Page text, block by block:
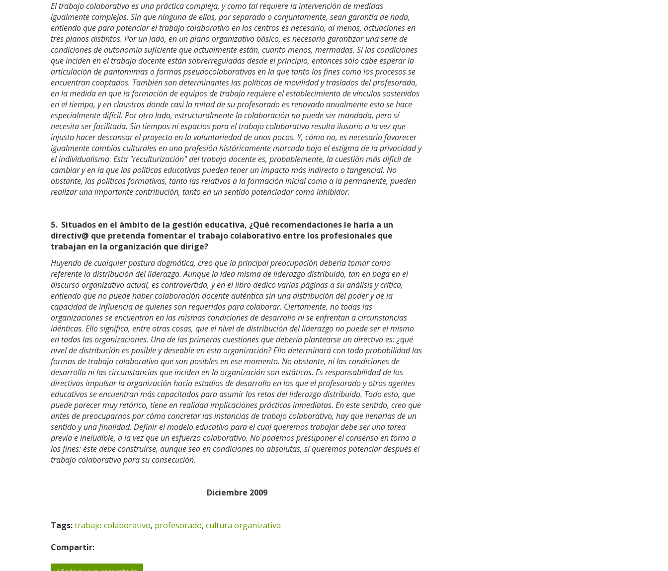
El trabajo colaborativo es una práctica compleja, y como tal requiere la intervención de medidas
igualmente complejas. Sin que ninguna de ellas, por separado o conjuntamente, sean garantía de nada,
entiendo que para potenciar el trabajo colaborativo en los centros es necesario, al menos, actuaciones en
tres planos distintos. Por un lado, en un plano organizativo básico, es necesario garantizar una serie de
condiciones de autonomía suficiente que actualmente están, cuanto menos, mermadas. Si las condiciones
que inciden en el trabajo docente están sobrerreguladas desde el principio, entonces sólo cabe esperar la
articulación de pantomimas o formas pseudocolaborativas en la que tanto los fines como los procesos se
encuentran cooptados. También son determinantes las políticas de movilidad y traslados del profesorado,
en la medida en que la formación de equipos de trabajo requiere el establecimiento de vínculos sostenidos
en el tiempo, y en claustros donde casi la mitad de su profesorado es renovado anualmente esto se hace
especialmente difícil. Por otro lado, estructuralmente la colaboración no puede ser mandada, pero sí
necesita ser facilitada. Sin tiempos ni espacios para el trabajo colaborativo resulta ilusorio a la vez que
injusto hacer descansar el proyecto en la voluntariedad de unos pocos. Y, cómo no, es necesario favorecer
igualmente cambios culturales en una profesión históricamente marcada bajo el estigma de la privacidad y
el individualismo. Esta "reculturización" del trabajo docente es, probablemente, la cuestión más difícil de
cambiar y en la que las políticas educativas pueden tener un impacto más indirecto o tangencial. No
obstante, las políticas formativas, tanto las relativas a la formación inicial como a la permanente, pueden
realizar una importante contribución, tanto en un sentido potenciador como inhibidor.
5. Situados en el ámbito de la gestión educativa, ¿Qué recomendaciones le haría a un
directiv@ que pretenda fomentar el trabajo colaborativo entre los profesionales que
trabajan en la organización que dirige?
Huyendo de cualquier postura dogmática, creo que la principal preocupación debería tomar como
referente la distribución del liderazgo. Aunque la idea misma de liderazgo distribuido, tan en boga en el
discurso organizativo actual, es controvertida, y en el libro dedico varias páginas a su análisis y crítica,
entiendo que no puede haber colaboración docente auténtica sin una distribución del poder y de la
capacidad de influencia de quienes son requeridos para colaborar. Ciertamente, no todas las
organizaciones se encuentran en las mismas condiciones de desarrollo ni se enfrentan a circunstancias
idénticas. Ello significa, entre otras cosas, que el nivel de distribución del liderazgo no puede ser el mismo
en todas las organizaciones. Una de las primeras cuestiones que debería plantearse un directivo es: ¿qué
nivel de distribución es posible y deseable en esta organización? Ello determinará con toda probabilidad las
formas de trabajo colaborativo que son posibles en ese momento. No obstante, ni las condiciones de
desarrollo ni las circunstancias que inciden en la organización son estáticas. Es responsabilidad de los
directivos impulsar la organización hacia estadios de desarrollo en los que el profesorado y otros agentes
educativos se encuentran más capacitados para asumir los retos del liderazgo distribuido. Todo esto, que
puede parecer muy retórico, tiene en realidad implicaciones prácticas inmediatas. En este sentido, creo que
antes de preocuparnos por cómo concretar las instancias de trabajo colaborativo, hay que llenarlas de un
sentido y una finalidad. Definir el modelo educativo para el cual queremos trabajar debe ser una tarea
previa e ineludible, a la vez que un esfuerzo colaborativo. No podemos presuponer el consenso en torno a
los fines: éste debe construirse, aunque sea en condiciones no absolutas, si queremos potenciar después el
trabajo colaborativo para su consecución.
Diciembre 2009
Tags:trabajo colaborativo, profesorado, cultura organizativa
Compartir: